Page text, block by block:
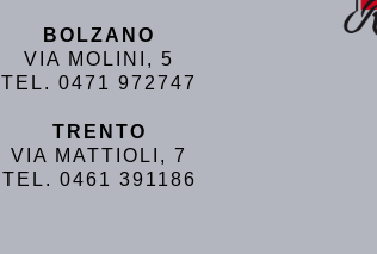
BOLZANO
VIA MOLINI, 5
TEL. 0471 972747
TRENTO
VIA MATTIOLI, 7
TEL. 0461 391186